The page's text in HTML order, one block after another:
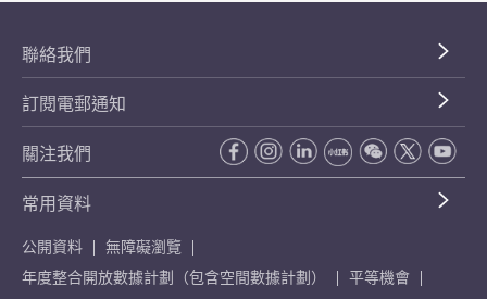
聯絡我們
訂閱電郵通知
關注我們
常用資料
公開資料
無障礙瀏覽
年度整合開放數據計劃（包含空間數據計劃）
平等機會